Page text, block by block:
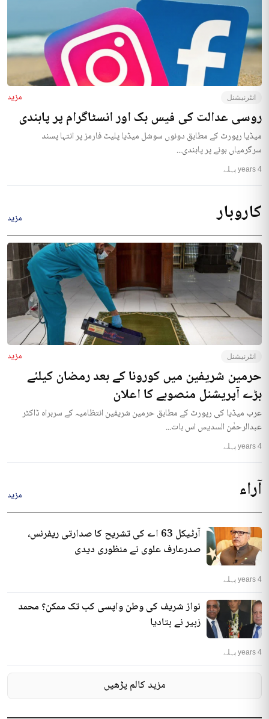
انٹرنیشنل مزید
روسی عدالت کی فیس بک اور انسٹاگرام پر پابندی
میڈیا رپورٹ کے مطابق دونوں سوشل میڈیا پلیٹ فارمز پر انتہا پسند
سرگرمیاں ہونے پر پابندی...
4 years پہلے
کاروبار مزید
انٹرنیشنل مزید
حرمین شریفین میں کورونا کے بعد رمضان کیلئے
بڑے آپریشنل منصوبے کا اعلان
عرب میڈیا کی رپورٹ کے مطابق حرمین شریفین انتظامیہ کے سربراہ ڈاکٹر
عبدالرحمٰن السدیس اس بات...
4 years پہلے
آراء مزید
آرٹیکل 63 اے کی تشریح کا صدارتی ریفرنس،
صدرعارف علوی نے منظوری دیدی
4 years پہلے
نواز شریف کی وطن واپسی کب تک ممکن؟ محمد
زبیر نے بتادیا
4 years پہلے
مزید کالم پڑھیں